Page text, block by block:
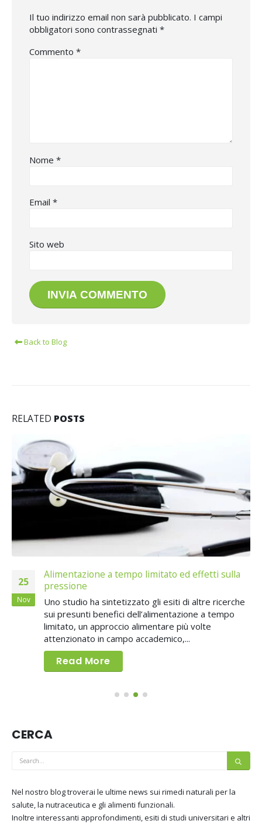
Il tuo indirizzo email non sarà pubblicato. I campi
obbligatori sono contrassegnati *
Commento *
Nome *
Email *
Sito web
Back to Blog
RELATED POSTS
25
Nov
Alimentazione a tempo limitato ed effetti sulla
pressione
Uno studio ha sintetizzato gli esiti di altre ricerche
sui presunti benefici dell’alimentazione a tempo
limitato, un approccio alimentare più volte
attenzionato in campo accademico,...
Read More
CERCA
Nel nostro blog troverai le ultime news sui rimedi naturali per la
salute, la nutraceutica e gli alimenti funzionali.
Inoltre interessanti approfondimenti, esiti di studi universitari e altri